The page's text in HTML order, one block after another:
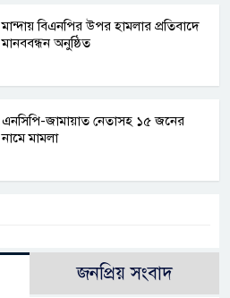
মান্দায় বিএনপির উপর হামলার প্রতিবাদে
মানববন্ধন অনুষ্ঠিত
এনসিপি-জামায়াত নেতাসহ ১৫ জনের
নামে মামলা
জনপ্রিয় সংবাদ